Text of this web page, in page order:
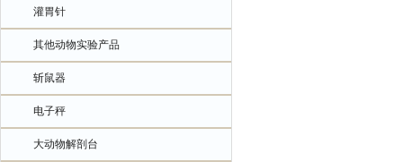
灌胃针
其他动物实验产品
斩鼠器
电子秤
大动物解剖台